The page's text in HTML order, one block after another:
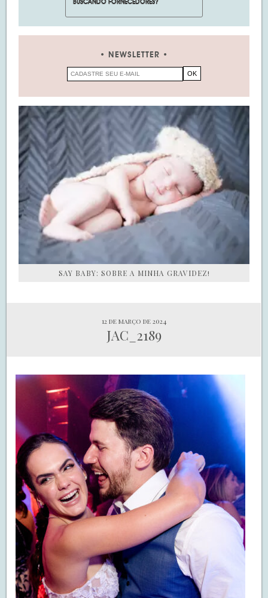
NEWSLETTER
SAY BABY: SOBRE A MINHA GRAVIDEZ!
12 de março de 2024
JAC_2189